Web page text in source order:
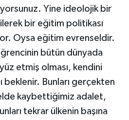
Yine ideolojik bir
bir eğitim politikası
Oysa eğitim evrenseldir.
bütün dünyada
etmiş olması, kendini
beklenir. Bunları gerçekten
kaybettiğimiz adalet,
tekrar ülkenin başına